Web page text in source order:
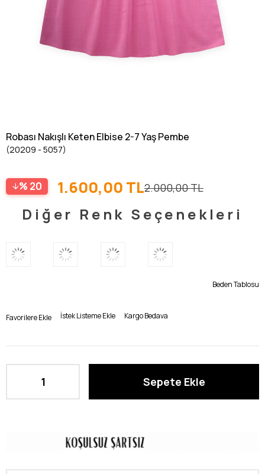
Robası Nakışlı Keten Elbise 2-7 Yaş Pembe
(20209 - 5057)
20 2.000,00 TL
1.600,00 TL
Diğer Renk Seçenekleri
Beden Tablosu
Favorilere Ekle İstek Listeme Ekle Kargo Bedava